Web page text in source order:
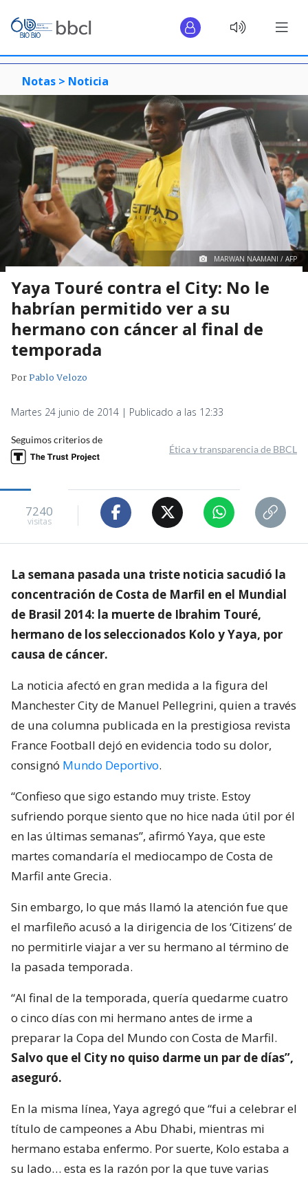
Notas > Noticia
MARWAN NAAMANI / AFP
Yaya Touré contra el City: No le
habrían permitido ver a su
hermano con cáncer al final de
temporada
PorPablo Velozo
Martes 24 junio de 2014 | Publicado a las 12:33
Seguimos criterios de
Ética y transparencia de BBCL
7240
visitas
La semana pasada una triste noticia sacudió la
concentración de Costa de Marfil en el Mundial
de Brasil 2014: la muerte de Ibrahim Touré,
hermano de los seleccionados Kolo y Yaya, por
causa de cáncer.
La noticia afectó en gran medida a la figura del
Manchester City de Manuel Pellegrini, quien a través
de una columna publicada en la prestigiosa revista
France Football dejó en evidencia todo su dolor,
consignó Mundo Deportivo.
“Confieso que sigo estando muy triste. Estoy
sufriendo porque siento que no hice nada útil por él
en las últimas semanas”, afirmó Yaya, que este
martes comandaría el mediocampo de Costa de
Marfil ante Grecia.
Sin embargo, lo que más llamó la atención fue que
el marfileño acusó a la dirigencia de los ‘Citizens’ de
no permitirle viajar a ver su hermano al término de
la pasada temporada.
“Al final de la temporada, quería quedarme cuatro
o cinco días con mi hermano antes de irme a
preparar la Copa del Mundo con Costa de Marfil.
Salvo que el City no quiso darme un par de días”,
aseguró.
En la misma línea, Yaya agregó que “fui a celebrar el
título de campeones a Abu Dhabi, mientras mi
hermano estaba enfermo. Por suerte, Kolo estaba a
su lado… esta es la razón por la que tuve varias